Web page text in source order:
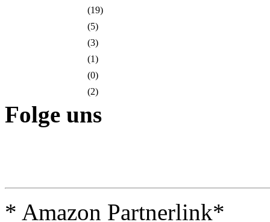
(19)
(5)
(3)
(1)
(0)
(2)
Folge uns
* Amazon Partnerlink*